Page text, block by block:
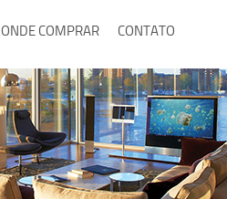
ONDE COMPRAR CONTATO